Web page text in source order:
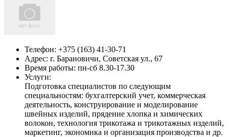
Телефон: +375 (163) 41-30-71
Адрес: г. Барановичи, Советская ул., 67
Время работы: пн-сб 8.30-17.30
Услуги:
Подготовка специалистов по следующим
специальностям: бухгалтерский учет, коммерческая
деятельность, конструирование и моделирование
швейных изделий, прядение хлопка и химических
волокон, технология трикотажа и трикотажных изделий,
маркетинг, экономика и организация производства и др.